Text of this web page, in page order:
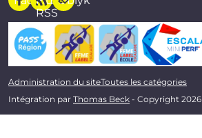
RSS
Administration du siteToutes les catégories
Intégration par Thomas Beck - Copyright 2026